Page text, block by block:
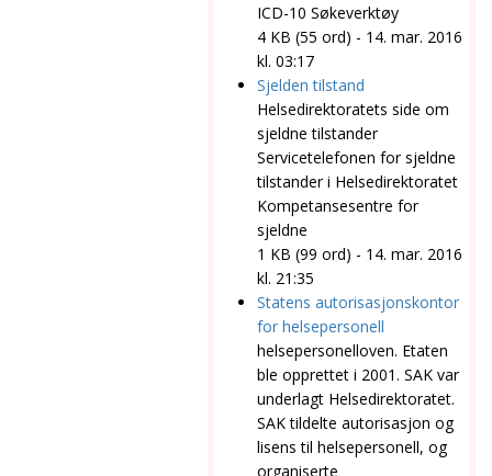
ICD-10 Søkeverktøy
4 KB (55 ord) - 14. mar. 2016
kl. 03:17
Sjelden tilstand
Helsedirektoratets side om
sjeldne tilstander
Servicetelefonen for sjeldne
tilstander i Helsedirektoratet
Kompetansesentre for
sjeldne
1 KB (99 ord) - 14. mar. 2016
kl. 21:35
Statens autorisasjonskontor
for helsepersonell
helsepersonelloven. Etaten
ble opprettet i 2001. SAK var
underlagt Helsedirektoratet.
SAK tildelte autorisasjon og
lisens til helsepersonell, og
organiserte